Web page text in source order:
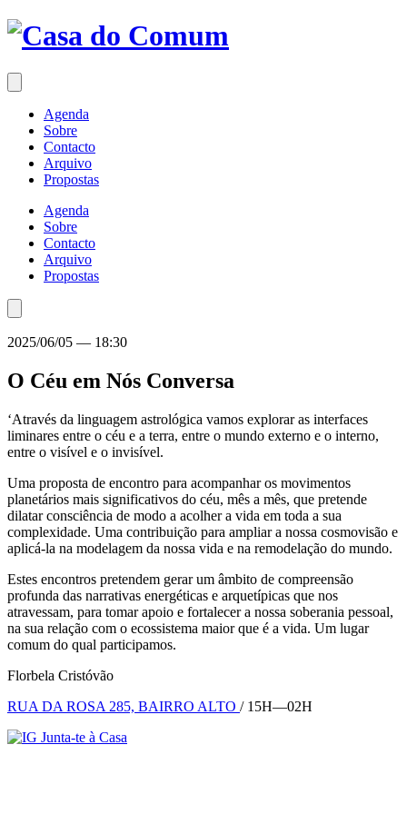
Saltar
para
conteúdo
Agenda
Sobre
Contacto
Arquivo
Propostas
Agenda
Sobre
Contacto
Arquivo
Propostas
2025/06/05 — 18:30
O Céu em Nós Conversa
‘Através da linguagem astrológica vamos explorar as interfaces
liminares entre o céu e a terra, entre o mundo externo e o interno,
entre o visível e o invisível.
Uma proposta de encontro para acompanhar os movimentos
planetários mais significativos do céu, mês a mês, que pretende
dilatar consciência de modo a acolher a vida em toda a sua
complexidade. Uma contribuição para ampliar a nossa cosmovisão e
aplicá-la na modelagem da nossa vida e na remodelação do mundo.
Estes encontros pretendem gerar um âmbito de compreensão
profunda das narrativas energéticas e arquetípicas que nos
atravessam, para tomar apoio e fortalecer a nossa soberania pessoal,
na sua relação com o ecossistema maior que é a vida. Um lugar
comum do qual participamos.
Florbela Cristóvão
RUA DA ROSA 285, BAIRRO ALTO / 15H—02H
Junta-te à Casa